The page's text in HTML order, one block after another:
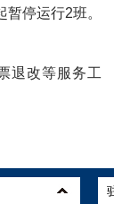
暂停运行2班。
退改等服务工